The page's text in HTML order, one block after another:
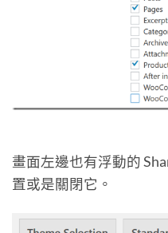
畫面左邊也有浮動的
置或是關閉它。